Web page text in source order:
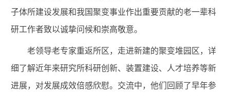
子体所建设发展和我国聚变事业作出重要贡献的老一辈科
研工作者致以诚挚问候和崇高敬意。
老领导老专家重返所区，走进新建的聚变堆园区，详
细了解近年来研究所科研创新、装置建设、人才培养等新
进展，对发展成效倍感欣慰。交流中， 他们 回顾了早年参